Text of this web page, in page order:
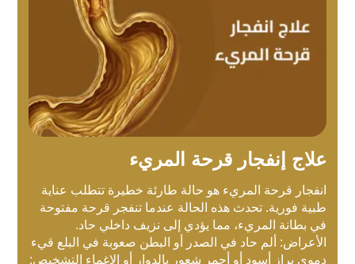
علاج إنفجار قرحة المريء
انفجار قرحة المريء هو حالة طارئة خطيرة تتطلب عناية
طبية فورية. تحدث هذه الحالة عندما تنفجر قرحة مفتوحة
في بطانة المريء، مما يؤدي إلى نزيف داخلي حاد.
الأعراض: ألم حاد في الصدر أو البطن صعوبة في البلع قيء
دموي براز أسود أو أحمر شعور بالدوار أو الإغماء التشخيص: